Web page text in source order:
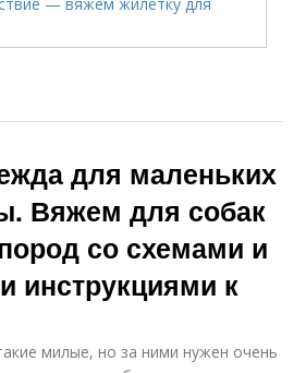
для маленьких
Вяжем для собак
со схемами и
инструкциями к
милые, но за ними нужен очень